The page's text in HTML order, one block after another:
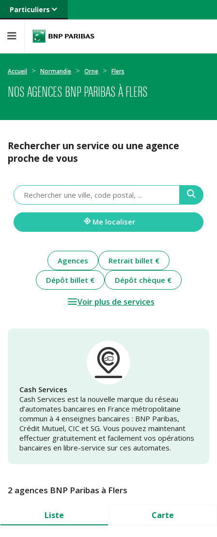
Particuliers
Banque privée
Entreprises
Accueil Normandie Orne Flers
NOS AGENCES BNP PARIBAS À FLERS
Rechercher un service ou une agence
proche de vous
Veuillez
renseigner
une
adresse
Me localiser
Agences
Retrait billet €
Dépôt billet €
Dépôt chèque €
Voir plus de services
Cash Services
Cash Services est la nouvelle marque du réseau
d’automates bancaires en France métropolitaine
commun à 4 enseignes bancaires : BNP Paribas,
Crédit Mutuel, CIC et SG. Vous pouvez maintenant
effectuer gratuitement et facilement vos opérations
bancaires en libre-service sur ces automates.
2 agences BNP Paribas à Flers
Liste Carte